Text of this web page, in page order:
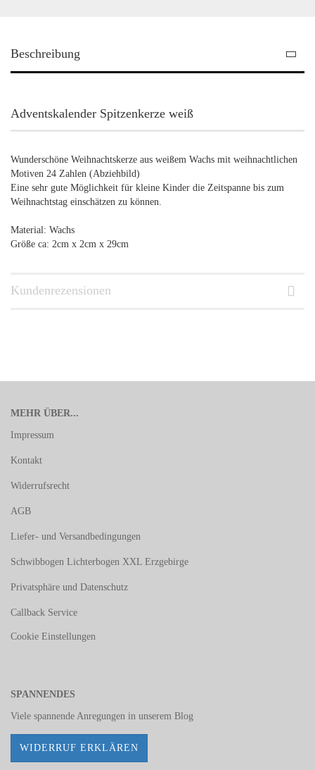
Beschreibung
Adventskalender Spitzenkerze weiß
Wunderschöne Weihnachtskerze aus weißem Wachs mit weihnachtlichen
Motiven 24 Zahlen (Abziehbild)
Eine sehr gute Möglichkeit für kleine Kinder die Zeitspanne bis zum
Weihnachtstag einschätzen zu können.
Material: Wachs
Größe ca: 2cm x 2cm x 29cm
Kundenrezensionen
MEHR ÜBER...
Impressum
Kontakt
Widerrufsrecht
AGB
Liefer- und Versandbedingungen
Schwibbogen Lichterbogen XXL Erzgebirge
Privatsphäre und Datenschutz
Callback Service
Cookie Einstellungen
SPANNENDES
Viele spannende Anregungen in unserem Blog
WIDERRUF ERKLÄREN